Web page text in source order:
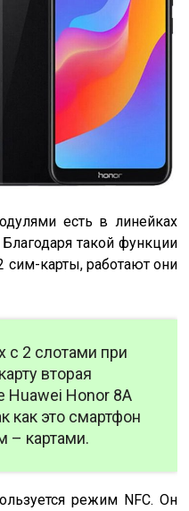
есть в линейках
такой функции
сим-карты, работают они
с 2 слотами при
вторая
Huawei Honor 8A
как это смартфон
– картами.
режим NFC. Он